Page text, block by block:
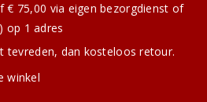
€ 75,00 via eigen bezorgdienst of
op 1 adres
tevreden, dan kosteloos retour.
winkel